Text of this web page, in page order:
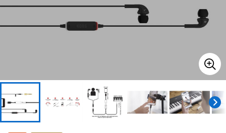
その他楽器
DTM